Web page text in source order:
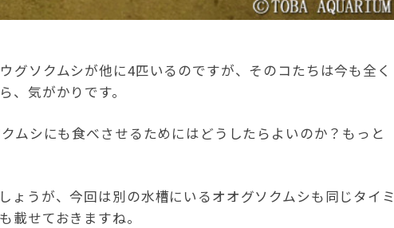
グソクムシが他に4匹いるのですが、そのコたちは今も全く
気がかりです。
ムシにも食べさせるためにはどうしたらよいのか？もっと
ょうが、今回は別の水槽にいるオオグソクムシも同じタイミ
載せておきますね。